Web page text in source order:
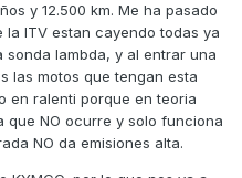
y 12.500 km. Me ha pasado
la ITV estan cayendo todas ya
lambda, y al entrar una
las motos que tengan esta
en ralenti porque en teoria
NO ocurre y solo funciona
NO da emisiones alta.